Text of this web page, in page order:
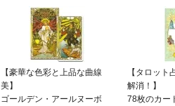
【豪華な色彩と上品な曲線
美】
ゴールデン・アールヌーボ
【タロット
解消！】
78枚のカー